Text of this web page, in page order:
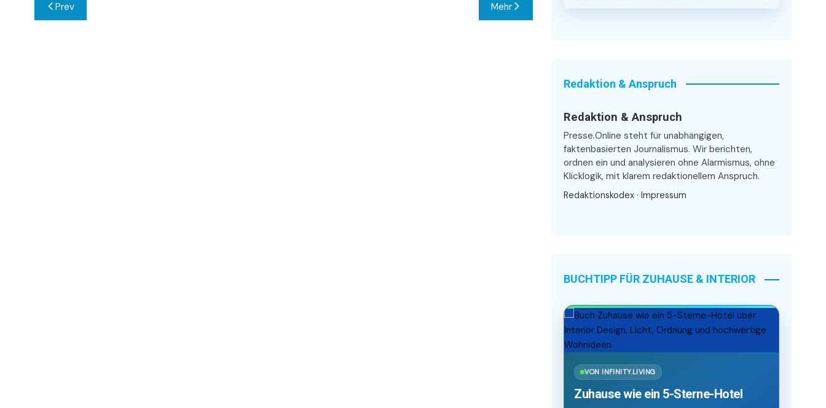
Prev Mehr
Redaktion & Anspruch
Redaktion & Anspruch
Presse.Online steht für unabhängigen,
faktenbasierten Journalismus. Wir berichten,
ordnen ein und analysieren ohne Alarmismus, ohne
Klicklogik, mit klarem redaktionellem Anspruch.
Redaktionskodex · Impressum
BUCHTIPP FÜR ZUHAUSE & INTERIOR
VON INFINITY.LIVING
Zuhause wie ein 5-Sterne-Hotel